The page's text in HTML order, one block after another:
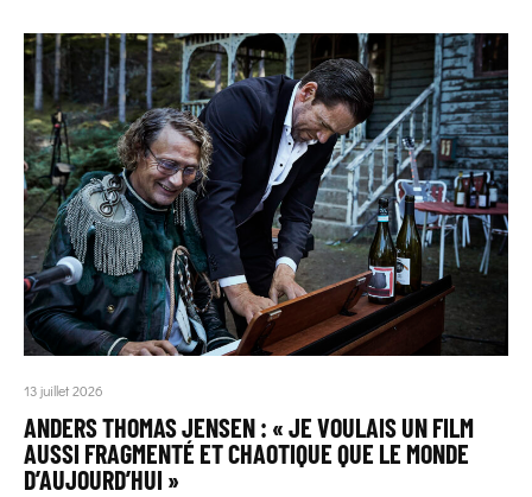
13 juillet 2026
ANDERS THOMAS JENSEN : « JE VOULAIS UN FILM
AUSSI FRAGMENTÉ ET CHAOTIQUE QUE LE MONDE
D’AUJOURD’HUI »